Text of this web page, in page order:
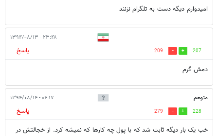
امیدوارم دیگه دست به تلگرام نزنند
۲۳:۴۸ - ۱۳۹۴/۰۸/۱۳
207
209
پاسخ
دمش گرم
متوهم ۰۴:۱۷ - ۱۳۹۴/۰۸/۱۴
228
279
پاسخ
خب یک بار دیگه ثابت شد که با پول چه کارها که نمیشه کرد. از خجالتش در